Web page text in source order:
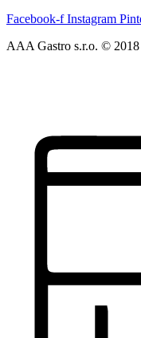
Facebook-f Instagram
AAA Gastro s.r.o. ©